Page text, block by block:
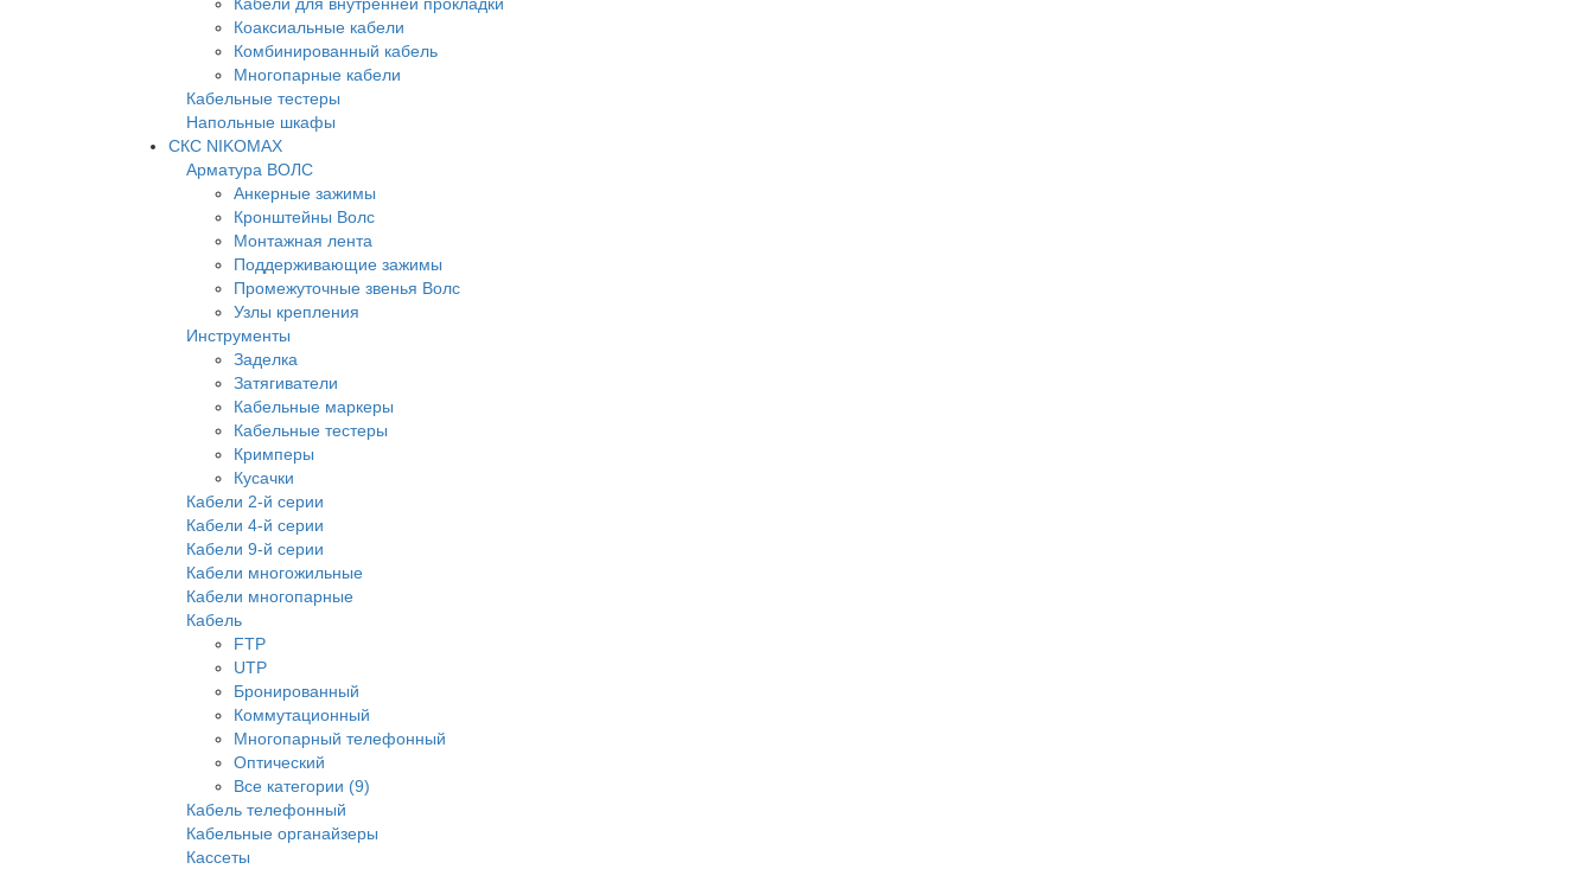
Кабели для внутренней прокладки
Коаксиальные кабели
Комбинированный кабель
Многопарные кабели
Кабельные тестеры
Напольные шкафы
СКС NIKOMAX
Арматура ВОЛС
Анкерные зажимы
Кронштейны Волс
Монтажная лента
Поддерживающие зажимы
Промежуточные звенья Волс
Узлы крепления
Инструменты
Заделка
Затягиватели
Кабельные маркеры
Кабельные тестеры
Кримперы
Кусачки
Кабели 2-й серии
Кабели 4-й серии
Кабели 9-й серии
Кабели многожильные
Кабели многопарные
Кабель
FTP
UTP
Бронированный
Коммутационный
Многопарный телефонный
Оптический
Все категории (9)
Кабель телефонный
Кабельные органайзеры
Кассеты